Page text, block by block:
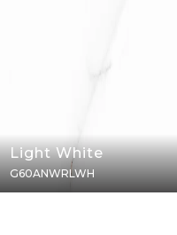
Light White
G60ANWRLWH